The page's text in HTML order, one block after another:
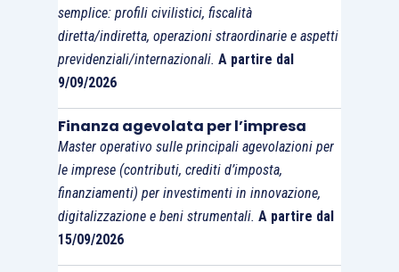
semplice: profili civilistici, fiscalità
diretta/indiretta, operazioni straordinarie e aspetti
previdenziali/internazionali. A partire dal
9/09/2026
Finanza agevolata per l’impresa
Master operativo sulle principali agevolazioni per
le imprese (contributi, crediti d’imposta,
finanziamenti) per investimenti in innovazione,
digitalizzazione e beni strumentali. A partire dal
15/09/2026